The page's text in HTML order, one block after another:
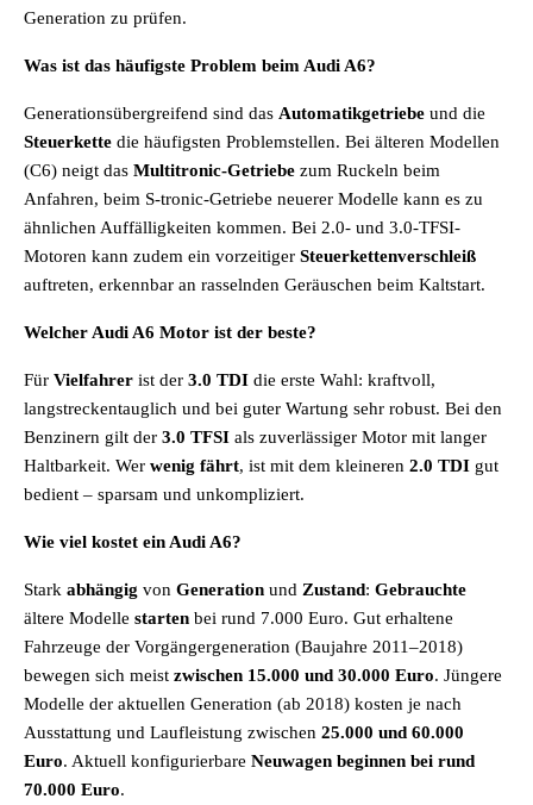
Generation zu prüfen.
Was ist das häufigste Problem beim Audi A6?
Generationsübergreifend sind das Automatikgetriebe und die
Steuerkette die häufigsten Problemstellen. Bei älteren Modellen
(C6) neigt das Multitronic-Getriebe zum Ruckeln beim
Anfahren, beim S-tronic-Getriebe neuerer Modelle kann es zu
ähnlichen Auffälligkeiten kommen. Bei 2.0- und 3.0-TFSI-
Motoren kann zudem ein vorzeitiger Steuerkettenverschleiß
auftreten, erkennbar an rasselnden Geräuschen beim Kaltstart.
Welcher Audi A6 Motor ist der beste?
Für Vielfahrer ist der 3.0 TDI die erste Wahl: kraftvoll,
langstreckentauglich und bei guter Wartung sehr robust. Bei den
Benzinern gilt der 3.0 TFSI als zuverlässiger Motor mit langer
Haltbarkeit. Wer wenig fährt, ist mit dem kleineren 2.0 TDI gut
bedient – sparsam und unkompliziert.
Wie viel kostet ein Audi A6?
Stark abhängig von Generation und Zustand: Gebrauchte
ältere Modelle starten bei rund 7.000 Euro. Gut erhaltene
Fahrzeuge der Vorgängergeneration (Baujahre 2011–2018)
bewegen sich meist zwischen 15.000 und 30.000 Euro. Jüngere
Modelle der aktuellen Generation (ab 2018) kosten je nach
Ausstattung und Laufleistung zwischen 25.000 und 60.000
Euro. Aktuell konfigurierbare Neuwagen beginnen bei rund
70.000 Euro.